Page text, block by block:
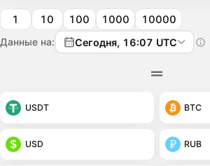
1 10 100 1000 10000
Данные на: Сегодня, 16:07 UTC
USDT BTC
USD RUB